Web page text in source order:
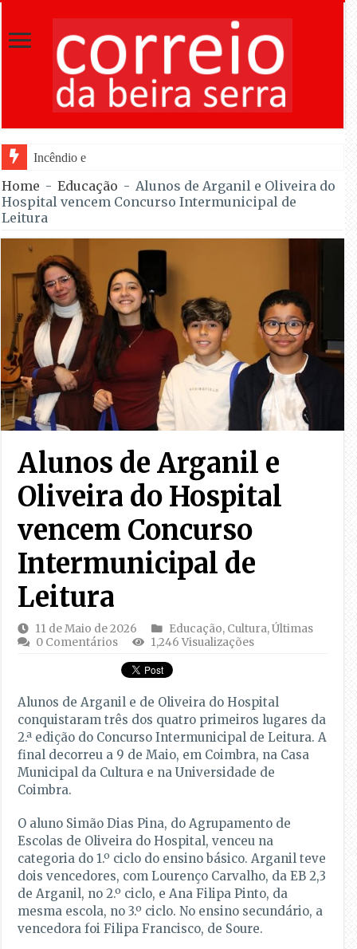
Incêndio em Fornos de Algodres reacende a
Home - Educação - Alunos de Arganil e Oliveira do
Hospital vencem Concurso Intermunicipal de
Leitura
Alunos de Arganil e
Oliveira do Hospital
vencem Concurso
Intermunicipal de
Leitura
11 de Maio de 2026 Educação, Cultura,Últimas
0 Comentários
1,246 Visualizações
Alunos de Arganil e de Oliveira do Hospital
conquistaram três dos quatro primeiros lugares da
2.ª edição do Concurso Intermunicipal de Leitura. A
final decorreu a 9 de Maio, em Coimbra, na Casa
Municipal da Cultura e na Universidade de
Coimbra.
O aluno Simão Dias Pina, do Agrupamento de
Escolas de Oliveira do Hospital, venceu na
categoria do 1.º ciclo do ensino básico. Arganil teve
dois vencedores, com Lourenço Carvalho, da EB 2,3
de Arganil, no 2.º ciclo, e Ana Filipa Pinto, da
mesma escola, no 3.º ciclo. No ensino secundário, a
vencedora foi Filipa Francisco, de Soure.